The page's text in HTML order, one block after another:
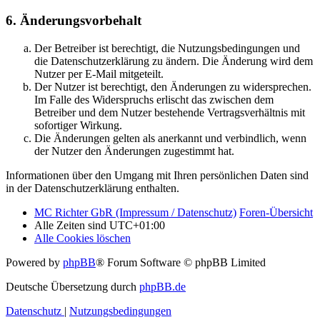
6. Änderungsvorbehalt
Der Betreiber ist berechtigt, die Nutzungsbedingungen und
die Datenschutzerklärung zu ändern. Die Änderung wird dem
Nutzer per E-Mail mitgeteilt.
Der Nutzer ist berechtigt, den Änderungen zu widersprechen.
Im Falle des Widerspruchs erlischt das zwischen dem
Betreiber und dem Nutzer bestehende Vertragsverhältnis mit
sofortiger Wirkung.
Die Änderungen gelten als anerkannt und verbindlich, wenn
der Nutzer den Änderungen zugestimmt hat.
Informationen über den Umgang mit Ihren persönlichen Daten sind
in der Datenschutzerklärung enthalten.
MC Richter GbR (Impressum / Datenschutz) Foren-Übersicht
Alle Zeiten sind UTC+01:00
Alle Cookies löschen
Powered by phpBB® Forum Software © phpBB Limited
Deutsche Übersetzung durch phpBB.de
Datenschutz | Nutzungsbedingungen